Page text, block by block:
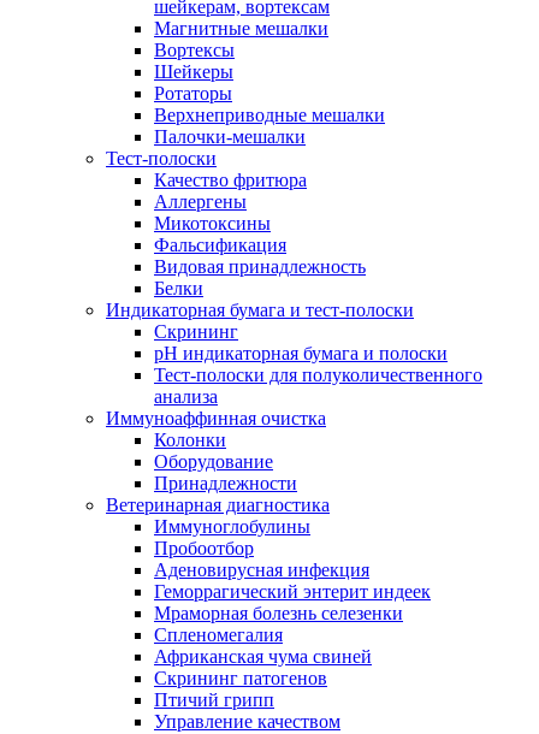
шейкерам, вортексам
Магнитные мешалки
Вортексы
Шейкеры
Ротаторы
Верхнеприводные мешалки
Палочки-мешалки
Тест-полоски
Качество фритюра
Аллергены
Микотоксины
Фальсификация
Видовая принадлежность
Белки
Индикаторная бумага и тест-полоски
Скрининг
pH индикаторная бумага и полоски
Тест-полоски для полуколичественного
анализа
Иммуноаффинная очистка
Колонки
Оборудование
Принадлежности
Ветеринарная диагностика
Иммуноглобулины
Пробоотбор
Аденовирусная инфекция
Геморрагический энтерит индеек
Мраморная болезнь селезенки
Спленомегалия
Африканская чума свиней
Скрининг патогенов
Птичий грипп
Управление качеством